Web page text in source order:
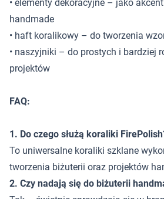
• elementy dekoracyjne – jako
handmade
• haft koralikowy – do tworzenia
• naszyjniki – do prostych i bardziej
projektów
FAQ:
1. Do czego służą koraliki
To uniwersalne koraliki szklane
tworzenia biżuterii oraz projektów
2. Czy nadają się do biżuterii